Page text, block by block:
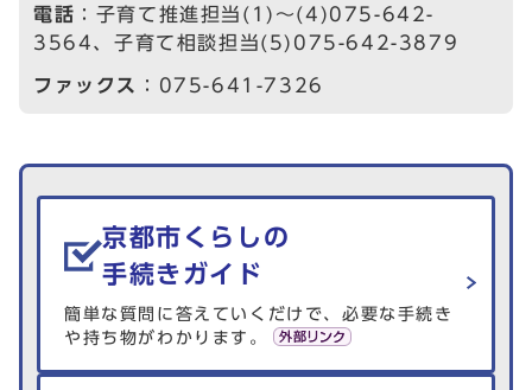
電話 ：子育て推進担当(1)～(4)075-642-
3564、子育て相談担当(5)075-642-3879
ファックス ：075-641-7326
生活情報を探す
京都市くらしの
手続きガイド
簡単な質問に答えていくだけで、必要な手続き
や持ち物がわかります。